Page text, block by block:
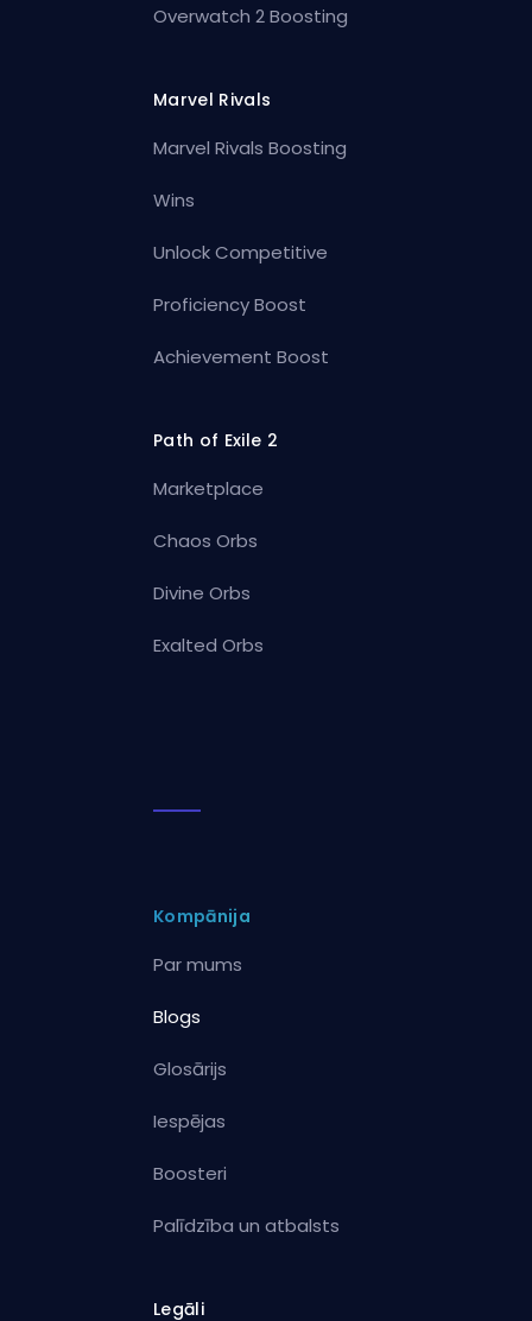
Overwatch 2 Boosting
Marvel Rivals
Marvel Rivals Boosting
Wins
Unlock Competitive
Proficiency Boost
Achievement Boost
Path of Exile 2
Marketplace
Chaos Orbs
Divine Orbs
Exalted Orbs
Kompānija
Par mums
Blogs
Glosārijs
Iespējas
Boosteri
Palīdzība un atbalsts
Legāli